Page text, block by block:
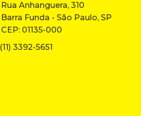
Rua Anhanguera, 310
Barra Funda - São Paulo, SP
CEP: 01135-000
(11) 3392-5651